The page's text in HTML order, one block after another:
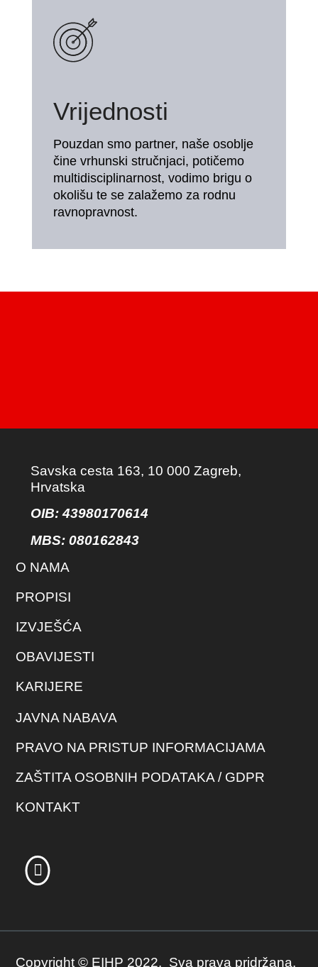
Vrijednosti
Pouzdan smo partner, naše osoblje
čine vrhunski stručnjaci, potičemo
multidisciplinarnost, vodimo brigu o
okolišu te se zalažemo za rodnu
ravnopravnost.
Savska cesta 163, 10 000 Zagreb,
Hrvatska
OIB: 43980170614
MBS: 080162843
O NAMA
PROPISI
IZVJEŠĆA
OBAVIJESTI
KARIJERE
JAVNA NABAVA
PRAVO NA PRISTUP INFORMACIJAMA
ZAŠTITA OSOBNIH PODATAKA / GDPR
KONTAKT
Copyright © EIHP 2022. Sva prava pridržana.